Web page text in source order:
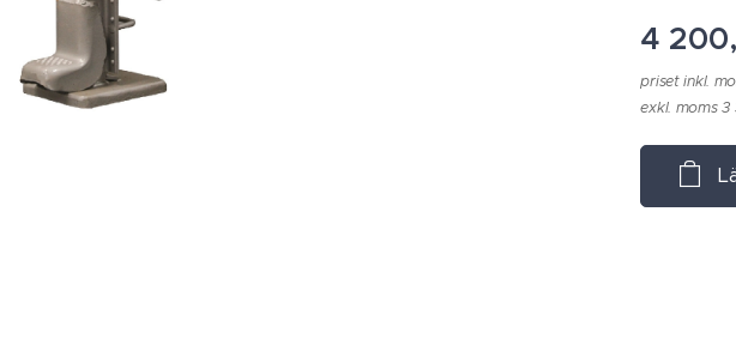
4
priset inkl.
exkl. moms